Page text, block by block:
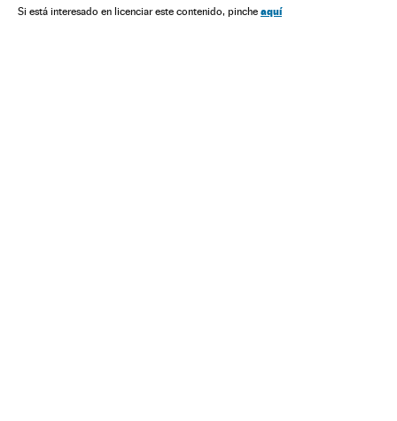
Delitos Problemas sociais Sociedade Justiça
Si está interesado en licenciar este contenido, pinche aquí